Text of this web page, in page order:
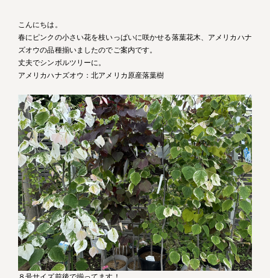
こんにちは。
春にピンクの小さい花を枝いっぱいに咲かせる落葉花木、アメリカハナ
ズオウの品種揃いましたのでご案内です。
丈夫でシンボルツリーに。
アメリカハナズオウ：北アメリカ原産落葉樹